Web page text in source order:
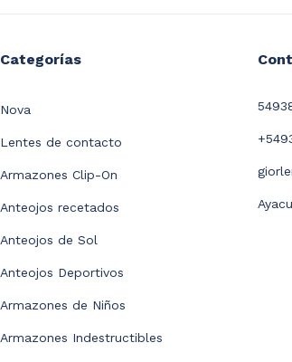
Categorías
Nova
Lentes de contacto
Armazones Clip-On
Anteojos recetados
Anteojos de Sol
Anteojos Deportivos
Armazones de Niños
Armazones Indestructibles